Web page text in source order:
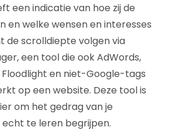
een indicatie van hoe zij de
en welke wensen en interesses
de scrolldiepte volgen via
een tool die ook AdWords,
Floodlight en niet-Google-tags
op een website. Deze tool is
om het gedrag van je
te leren begrijpen.